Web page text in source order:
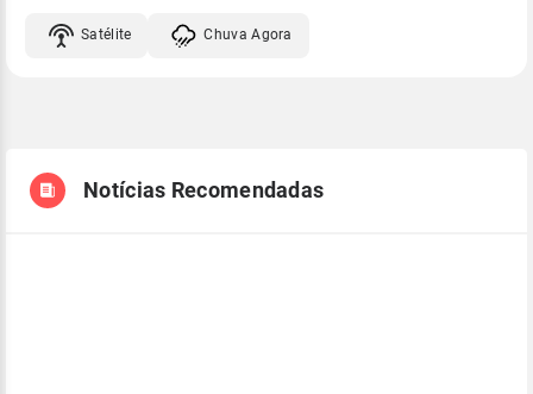
Satélite Chuva Agora
Notícias Recomendadas